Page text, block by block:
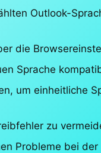
Outlook-
die
Sprache
um einheitliche
zu
Probleme bei der